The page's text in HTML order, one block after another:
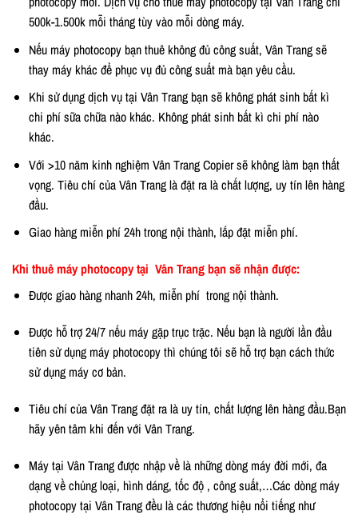
500k-1.500k mỗi tháng tùy vào mỗi dòng máy.
Nếu máy photocopy bạn thuê không đủ công suất, Vân Trang sẽ
thay máy khác để phục vụ đủ công suất mà bạn yêu cầu.
Khi sử dụng dịch vụ tại Vân Trang bạn sẽ không phát sinh bất kì
chi phí sữa chữa nào khác. Không phát sinh bất kì chi phí nào
khác.
Với >10 năm kinh nghiệm Vân Trang Copier sẽ không làm bạn thất
vọng. Tiêu chí của Vân Trang là đặt ra là chất lượng, uy tín lên hàng
đầu.
Giao hàng miễn phí 24h trong nội thành, lắp đặt miễn phí.
Khi thuê máy photocopy tại Vân Trang bạn sẽ nhận được:
Được giao hàng nhanh 24h, miễn phí trong nội thành.
Được hỗ trợ 24/7 nếu máy gặp trục trặc. Nếu bạn là người lần đầu
tiên sử dụng máy photocopy thì chúng tôi sẽ hỗ trợ bạn cách thức
sử dụng máy cơ bản.
Tiêu chí của Vân Trang đặt ra là uy tín, chất lượng lên hàng đầu.Bạn
hãy yên tâm khi đến với Vân Trang.
Máy tại Vân Trang được nhập về là những dòng máy đời mới, đa
dạng về chủng loại, hình dáng, tốc độ , công suất,…Các dòng máy
photocopy tại Vân Trang đều là các thương hiệu nổi tiếng như